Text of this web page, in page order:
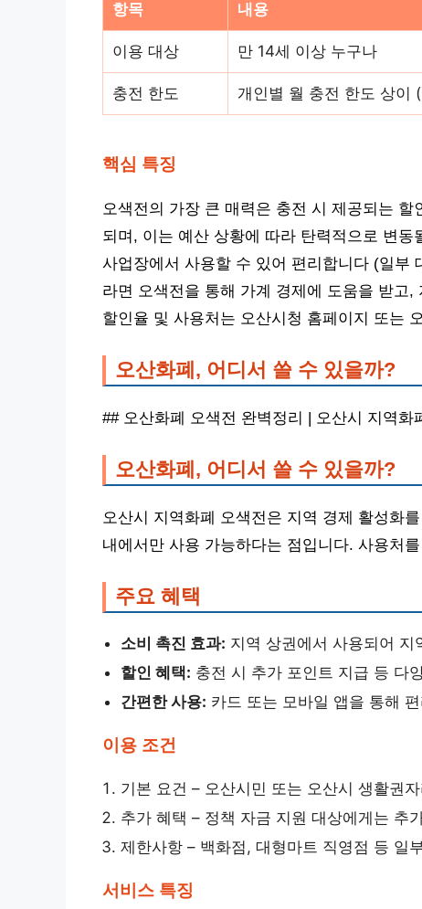
항목 내용
이용 대상 만 14세 이상 누구나
충전 한도 개인별 월 충전 한도 상이
핵심 특징
오색전의 가장 큰 매력은 충전 시 제공되는
되며, 이는 예산 상황에 따라 탄력적으로 변
사업장에서 사용할 수 있어 편리합니다 (일부
라면 오색전을 통해 가계 경제에 도움을 받고
할인율 및 사용처는 오산시청 홈페이지 또는
오산화폐, 어디서 쓸 수 있을까?
## 오산화폐 오색전 완벽정리 | 오산시 지역화
오산화폐, 어디서 쓸 수 있을까?
오산시 지역화폐 오색전은 지역 경제 활성화
내에서만 사용 가능하다는 점입니다. 사용처
주요 혜택
소비 촉진 효과: 지역 상권에서 사용되어
할인 혜택: 충전 시 추가 포인트 지급 등 다
간편한 사용: 카드 또는 모바일 앱을 통해
이용 조건
기본 요건 – 오산시민 또는 오산시 생활권
추가 혜택 – 정책 자금 지원 대상에게는 추
제한사항 – 백화점, 대형마트 직영점 등 일
서비스 특징